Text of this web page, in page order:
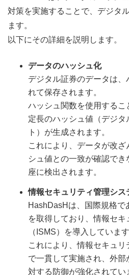
対策を実施することで、デジタ
ます。
以下にその詳細を説明します。
データのハッシュ化
デジタル証券のデータは、
れて保存されます。
ハッシュ関数を使用するこ
定長のハッシュ値（デジ
ト）が生成されます。
これにより、データが改
シュ値との一致が確認で
座に検出されます。
情報セキュリティ管理シス
HashDasHは、国際規格で
を取得しており、情報セ
（ISMS）を導入しています
これにより、情報セキュ
で一貫して実施され、外
対する防御が強化されてい